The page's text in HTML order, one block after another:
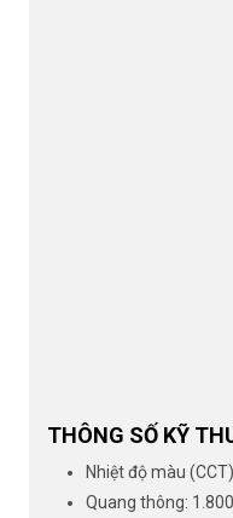
THÔNG SỐ KỸ
Nhiệt độ màu
Quang thông: